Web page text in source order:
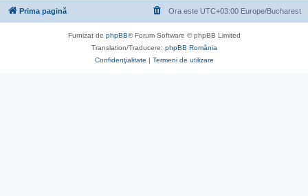
Prima pagină Ora este UTC+03:00 Europe/Bucharest
Furnizat de phpBB® Forum Software © phpBB Limited
Translation/Traducere: phpBB România
Confidenţialitate | Termeni de utilizare